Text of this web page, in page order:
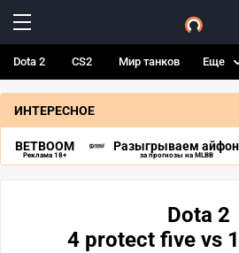
Dota 2 CS2 Мир танков Еще
ИНТЕРЕСНОЕ
BETBOOM
Реклама 18+
Разыгрываем айфон
за прогнозы на MLBB
Dota 2
4 protect five vs